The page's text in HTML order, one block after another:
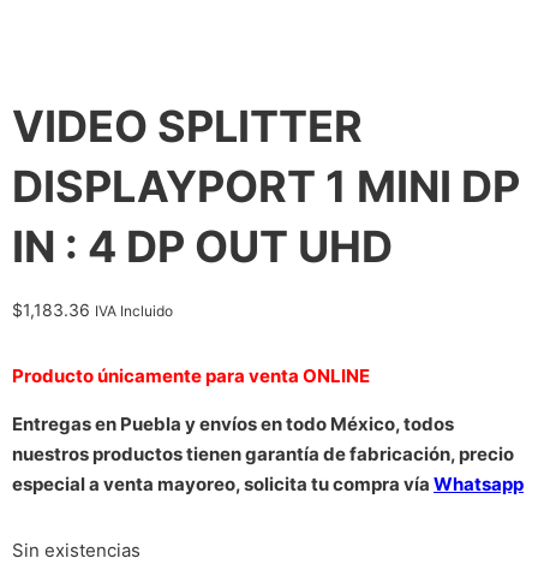
VIDEO SPLITTER
DISPLAYPORT 1 MINI DP
IN : 4 DP OUT UHD
$1,183.36 IVA Incluido
Producto únicamente para venta ONLINE
Entregas en Puebla y envíos en todo México, todos
nuestros productos tienen garantía de fabricación, precio
especial a venta mayoreo, solicita tu compra vía Whatsapp
Sin existencias